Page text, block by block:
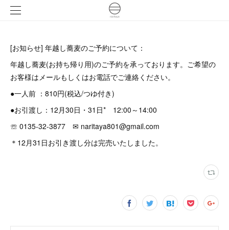
[お知らせ] 年越し蕎麦のご予約について：
年越し蕎麦(お持ち帰り用)のご予約を承っております。ご希望の
お客様はメールもしくはお電話でご連絡ください。
●一人前 ：810円(税込/つゆ付き)
●お引渡し：12月30日・31日* 12:00～14:00
☏ 0135-32-3877 ✉ naritaya801@gmail.com
＊12月31日お引き渡し分は完売いたしました。